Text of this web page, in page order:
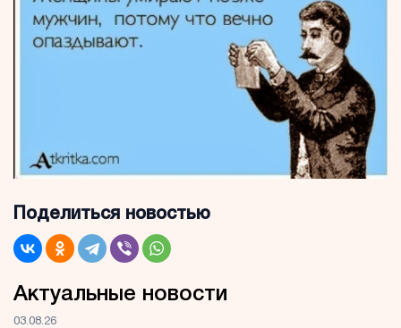
Поделиться новостью
Актуальные новости
03.08.26